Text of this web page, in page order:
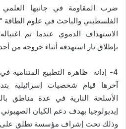
ضرب المقاومة في جانبها
الفلسطيني والباحث في علوم
الاستهداف الدموي عندما تم
بإطلاق نار استهدفه أثناء خروجه من
4- إدانة ظاهرة التطبيع المتنامية
آخرها قيام شخصيات إسرائيلية
الأسلحة النارية في عدة مناطق
إيديولوجيا بهدف دعم الكيان الصهيوني
وذلك تحت إشراف مؤسسة تطلق على